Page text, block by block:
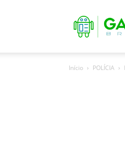
Android
News
Início POLÍCIA